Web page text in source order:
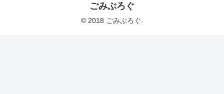
ごみぶろぐ
© 2018 ごみぶろぐ.